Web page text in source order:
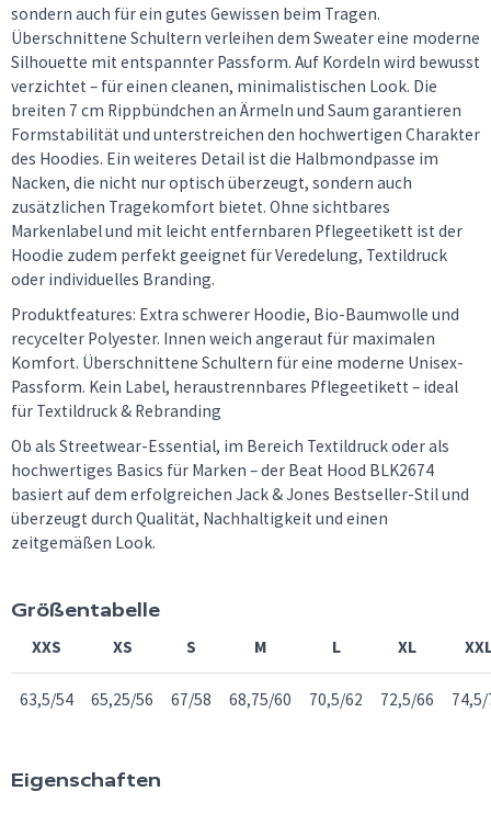
sondern auch für ein gutes Gewissen beim Tragen.
Überschnittene Schultern verleihen dem Sweater eine moderne
Silhouette mit entspannter Passform. Auf Kordeln wird bewusst
verzichtet – für einen cleanen, minimalistischen Look. Die
breiten 7 cm Rippbündchen an Ärmeln und Saum garantieren
Formstabilität und unterstreichen den hochwertigen Charakter
des Hoodies. Ein weiteres Detail ist die Halbmondpasse im
Nacken, die nicht nur optisch überzeugt, sondern auch
zusätzlichen Tragekomfort bietet. Ohne sichtbares
Markenlabel und mit leicht entfernbaren Pflegeetikett ist der
Hoodie zudem perfekt geeignet für Veredelung, Textildruck
oder individuelles Branding.
Produktfeatures: Extra schwerer Hoodie, Bio-Baumwolle und
recycelter Polyester. Innen weich angeraut für maximalen
Komfort. Überschnittene Schultern für eine moderne Unisex-
Passform. Kein Label, heraustrennbares Pflegeetikett – ideal
für Textildruck & Rebranding
Ob als Streetwear-Essential, im Bereich Textildruck oder als
hochwertiges Basics für Marken – der Beat Hood BLK2674
basiert auf dem erfolgreichen Jack & Jones Bestseller-Stil und
überzeugt durch Qualität, Nachhaltigkeit und einen
zeitgemäßen Look.
Größentabelle
XXS XS S M L XL
63,5/54 65,25/56 67/58 68,75/60 70,5/62 72,5/66
Eigenschaften